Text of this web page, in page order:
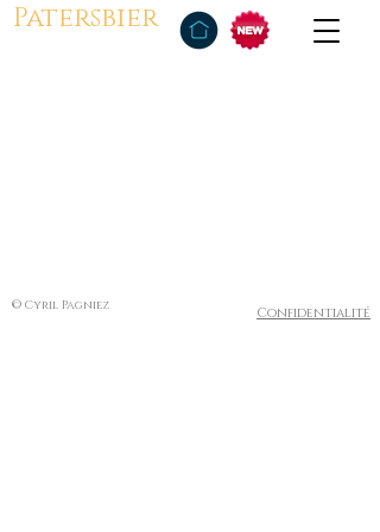
Patersbier
© Cyril Pagniez Confidentialité